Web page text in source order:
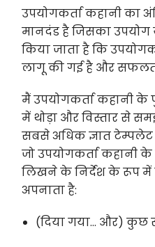
उपयोगकर्ता कहानी का
मानदंड है जिसका
किया जाता है कि
लागू की गई है और
मैं उपयोगकर्ता कहानी के
में थोड़ा और विस्तार से
सबसे अधिक ज्ञात
जो उपयोगकर्ता कहानी के
लिखने के निर्देश के रूप में
अपनाता है:
(दिया गया… और) कुछ